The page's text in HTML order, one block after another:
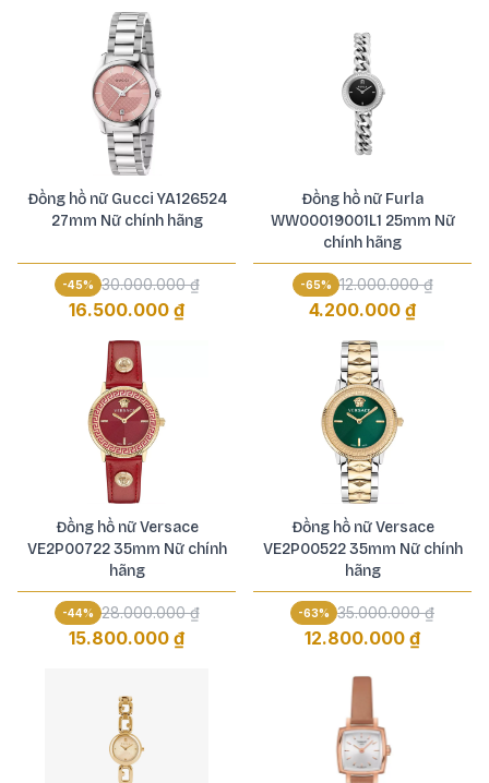
Đồng hồ nữ Gucci YA126524
27mm Nữ chính hãng
-45% 30.000.000 ₫
16.500.000 ₫
Đồng hồ nữ Furla
WW00019001L1 25mm Nữ
chính hãng
-65% 12.000.000 ₫
4.200.000 ₫
Đồng hồ nữ Versace
VE2P00722 35mm Nữ chính
hãng
-44% 28.000.000 ₫
15.800.000 ₫
Đồng hồ nữ Versace
VE2P00522 35mm Nữ chính
hãng
-63% 35.000.000 ₫
12.800.000 ₫